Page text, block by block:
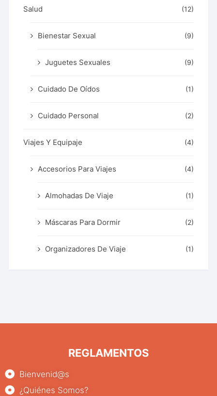
Salud (12)
Bienestar Sexual (9)
Juguetes Sexuales (9)
Cuidado De Oídos (1)
Cuidado Personal (2)
Viajes Y Equipaje (4)
Accesorios Para Viajes (4)
Almohadas De Viaje (1)
Máscaras Para Dormir (2)
Organizadores De Viaje (1)
REGLAMENTOS
Bienvenid@s
¿Quiénes Somos?